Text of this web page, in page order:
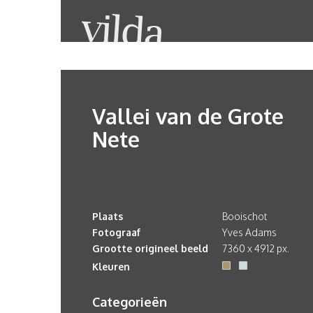
Vallei van de Grote
Nete
Plaats
Booischot
Fotograaf
Yves Adams
Grootte origineel beeld
7360 x 4912 px.
Kleuren
Categorieën